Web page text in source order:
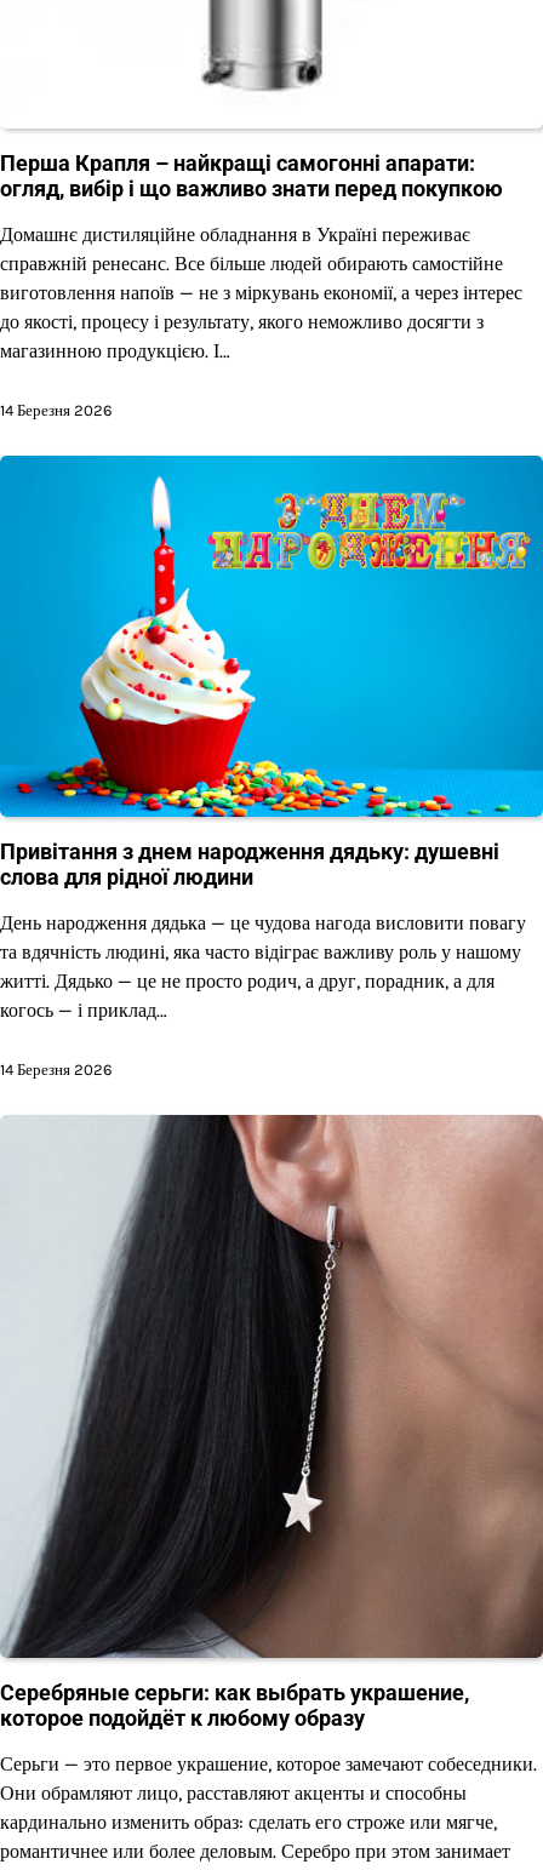
Перша Крапля – найкращі самогонні апарати:
огляд, вибір і що важливо знати перед покупкою
Домашнє дистиляційне обладнання в Україні переживає
справжній ренесанс. Все більше людей обирають самостійне
виготовлення напоїв — не з міркувань економії, а через інтерес
до якості, процесу і результату, якого неможливо досягти з
магазинною продукцією. І…
14 Березня 2026
Привітання з днем народження дядьку: душевні
слова для рідної людини
День народження дядька — це чудова нагода висловити повагу
та вдячність людині, яка часто відіграє важливу роль у нашому
житті. Дядько — це не просто родич, а друг, порадник, а для
когось — і приклад…
14 Березня 2026
Серебряные серьги: как выбрать украшение,
которое подойдёт к любому образу
Серьги — это первое украшение, которое замечают собеседники.
Они обрамляют лицо, расставляют акценты и способны
кардинально изменить образ: сделать его строже или мягче,
романтичнее или более деловым. Серебро при этом занимает